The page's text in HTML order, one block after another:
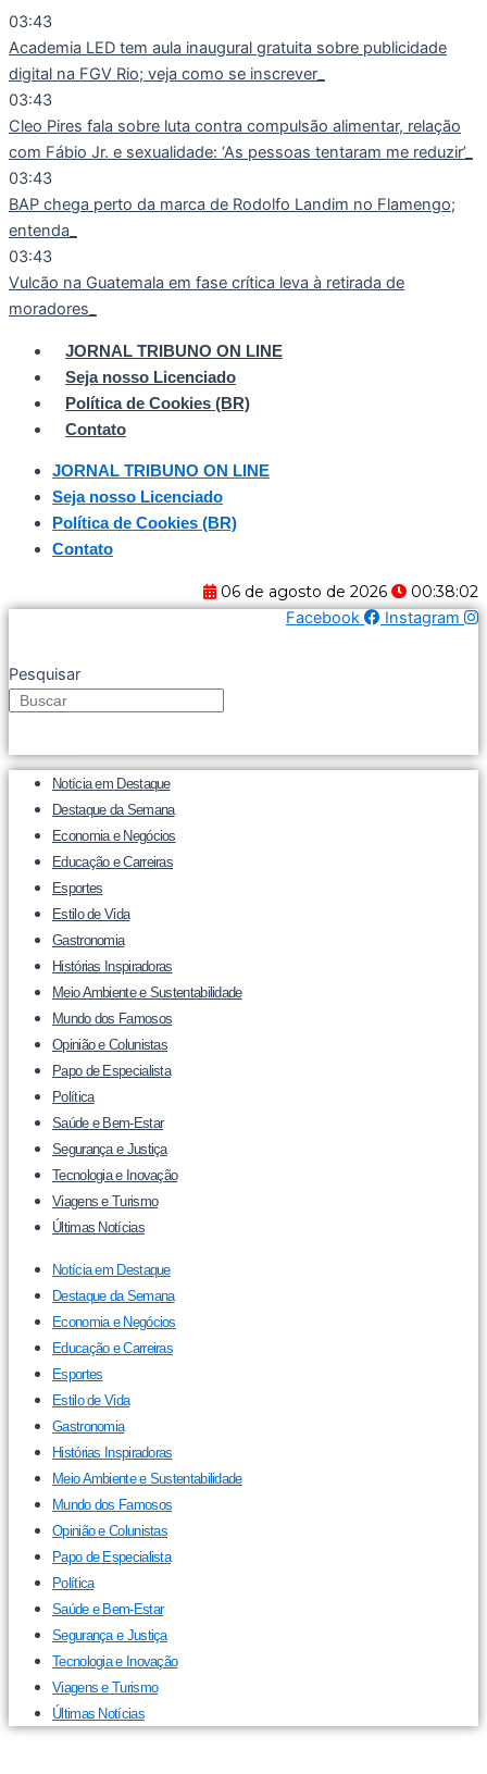
Ir
para
o
conteúdo
03:43
Academia LED tem aula inaugural gratuita sobre publicidade
digital na FGV Rio; veja como se inscrever
03:43
Cleo Pires fala sobre luta contra compulsão alimentar, relação
com Fábio Jr. e sexualidade: ‘As pessoas tentaram me reduzir’
03:43
BAP chega perto da marca de Rodolfo Landim no Flamengo;
entenda
03:43
Vulcão na Guatemala em fase crítica leva à retirada de
moradores
JORNAL TRIBUNO ON LINE
Seja nosso Licenciado
Política de Cookies (BR)
Contato
JORNAL TRIBUNO ON LINE
Seja nosso Licenciado
Política de Cookies (BR)
Contato
06 de agosto de 2026
00:38:02
Facebook
Instagram
Pesquisar
Notícia em Destaque
Destaque da Semana
Economia e Negócios
Educação e Carreiras
Esportes
Estilo de Vida
Gastronomia
Histórias Inspiradoras
Meio Ambiente e Sustentabilidade
Mundo dos Famosos
Opinião e Colunistas
Papo de Especialista
Política
Saúde e Bem-Estar
Segurança e Justiça
Tecnologia e Inovação
Viagens e Turismo
Últimas Notícias
Notícia em Destaque
Destaque da Semana
Economia e Negócios
Educação e Carreiras
Esportes
Estilo de Vida
Gastronomia
Histórias Inspiradoras
Meio Ambiente e Sustentabilidade
Mundo dos Famosos
Opinião e Colunistas
Papo de Especialista
Política
Saúde e Bem-Estar
Segurança e Justiça
Tecnologia e Inovação
Viagens e Turismo
Últimas Notícias